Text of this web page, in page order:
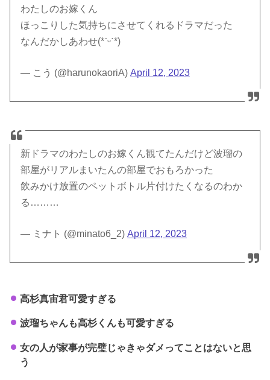
わたしのお嫁くん
ほっこりした気持ちにさせてくれるドラマだった
なんだかしあわせ(*ˊᵕˋ*)
— こう (@harunokaoriA)April 12, 2023
新ドラマのわたしのお嫁くん観てたんだけど波瑠の
部屋がリアルまいたんの部屋でおもろかった
飲みかけ放置のペットボトル片付けたくなるのわか
る………
— ミナト (@minato6_2)April 12, 2023
高杉真宙君可愛すぎる
波瑠ちゃんも高杉くんも可愛すぎる
女の人が家事が完璧じゃきゃダメってことはないと思
う